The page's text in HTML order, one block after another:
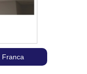
Franca